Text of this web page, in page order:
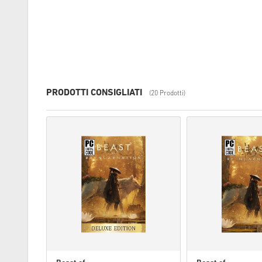
PRODOTTI CONSIGLIATI (20 Prodotti)